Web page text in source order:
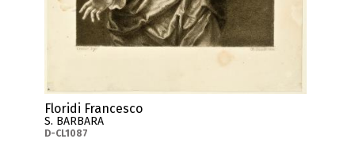
Floridi Francesco
S. BARBARA
D-CL1087